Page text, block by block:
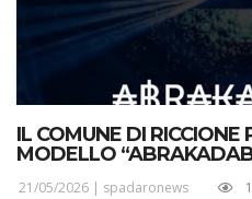
IL COMUNE DI RICCIONE
MODELLO
21/05/2026 | spadaronews